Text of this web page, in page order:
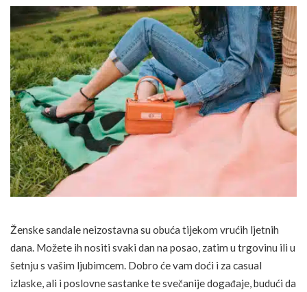
Ženske sandale neizostavna su obuća tijekom vrućih ljetnih
dana. Možete ih nositi svaki dan na posao, zatim u trgovinu ili u
šetnju s vašim ljubimcem. Dobro će vam doći i za casual
izlaske, ali i poslovne sastanke te svečanije događaje, budući da